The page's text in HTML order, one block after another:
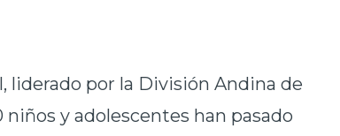
liderado por la División Andina de
y adolescentes han pasado